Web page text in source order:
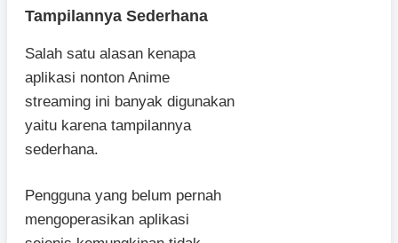
Tampilannya Sederhana
Salah satu alasan kenapa
aplikasi nonton Anime
streaming ini banyak digunakan
yaitu karena tampilannya
sederhana.
Pengguna yang belum pernah
mengoperasikan aplikasi